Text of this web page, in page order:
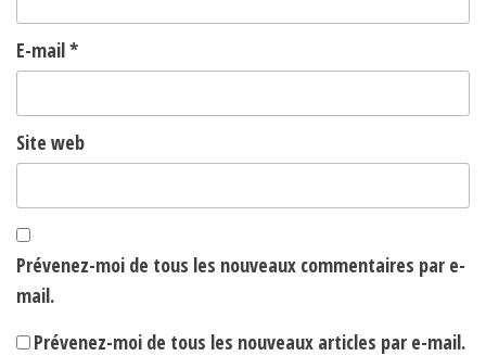
E-mail*
Site web
Prévenez-moi de tous les nouveaux commentaires par e-
mail.
Prévenez-moi de tous les nouveaux articles par e-mail.